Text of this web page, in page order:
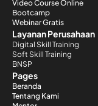
Video Course Online
Bootcamp
Webinar Gratis
Layanan Perusahaan
Digital Skill Training
Soft Skill Training
BNSP
Pages
Beranda
Tentang Kami